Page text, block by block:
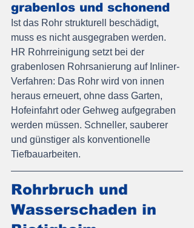
grabenlos und schonend
Ist das Rohr strukturell beschädigt,
muss es nicht ausgegraben werden.
HR Rohrreinigung setzt bei der
grabenlosen Rohrsanierung auf Inliner-
Verfahren: Das Rohr wird von innen
heraus erneuert, ohne dass Garten,
Hofeinfahrt oder Gehweg aufgegraben
werden müssen. Schneller, sauberer
und günstiger als konventionelle
Tiefbauarbeiten.
Rohrbruch und
Wasserschaden in